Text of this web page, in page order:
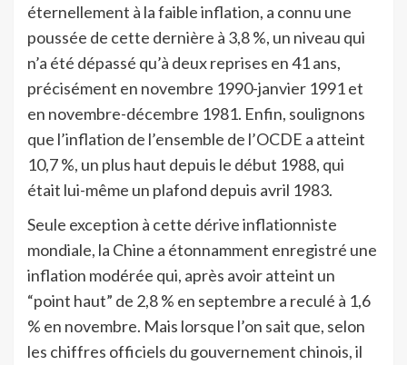
éternellement à la faible inflation, a connu une
poussée de cette dernière à 3,8 %, un niveau qui
n’a été dépassé qu’à deux reprises en 41 ans,
précisément en novembre 1990-janvier 1991 et
en novembre-décembre 1981. Enfin, soulignons
que l’inflation de l’ensemble de l’OCDE a atteint
10,7 %, un plus haut depuis le début 1988, qui
était lui-même un plafond depuis avril 1983.
Seule exception à cette dérive inflationniste
mondiale, la Chine a étonnamment enregistré une
inflation modérée qui, après avoir atteint un
“point haut” de 2,8 % en septembre a reculé à 1,6
% en novembre. Mais lorsque l’on sait que, selon
les chiffres officiels du gouvernement chinois, il